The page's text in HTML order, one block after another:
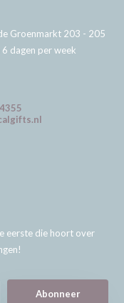
Groenmarkt 203 - 205
dagen per week
eerste die hoort over
Abonneer